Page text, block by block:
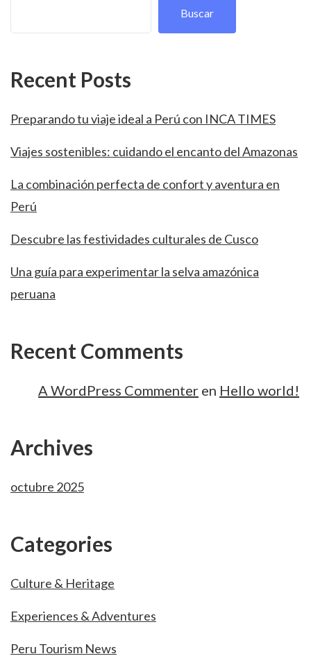
Buscar
Recent Posts
Preparando tu viaje ideal a Perú con INCA TIMES
Viajes sostenibles: cuidando el encanto del Amazonas
La combinación perfecta de confort y aventura en
Perú
Descubre las festividades culturales de Cusco
Una guía para experimentar la selva amazónica
peruana
Recent Comments
A WordPress Commenter en Hello world!
Archives
octubre 2025
Categories
Culture & Heritage
Experiences & Adventures
Peru Tourism News